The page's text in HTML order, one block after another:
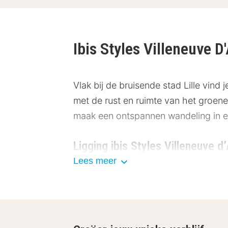
Ibis Styles Villeneuve
Vlak bij de bruisende stad Lille vind
met de rust en ruimte van het
maak een ontspannen wandeling in
Ligging ibis Styles Villeneuve
ibis Styles Villeneuve d’Ascq ligt in
Lees meer